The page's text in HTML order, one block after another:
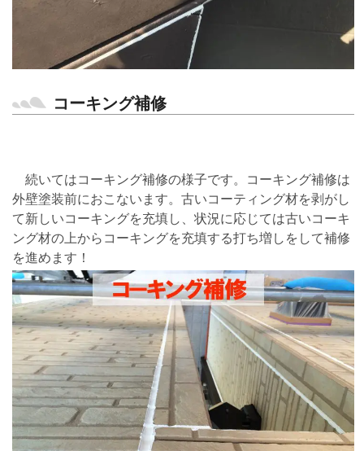
コーキング補修
続いてはコーキング補修の様子です。コーキング補修は
外壁塗装前におこないます。古いコーティング材を剥がし
て新しいコーキングを充填し、状況に応じては古いコーキ
ング材の上からコーキングを充填する打ち増しをして補修
を進めます！